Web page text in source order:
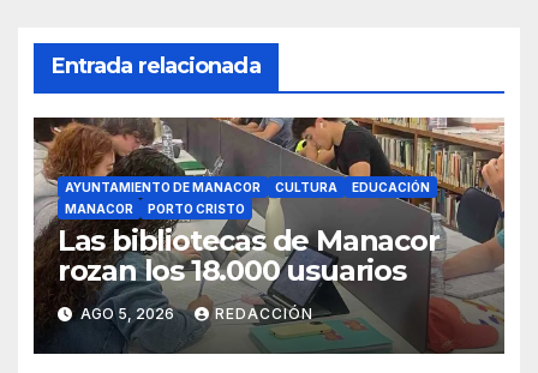
Entrada relacionada
AYUNTAMIENTO DE MANACOR CULTURA
EDUCACIÓN
MANACOR
PORTO CRISTO
Las bibliotecas de Manacor
rozan los 18.000 usuarios
AGO 5, 2026 REDACCIÓN